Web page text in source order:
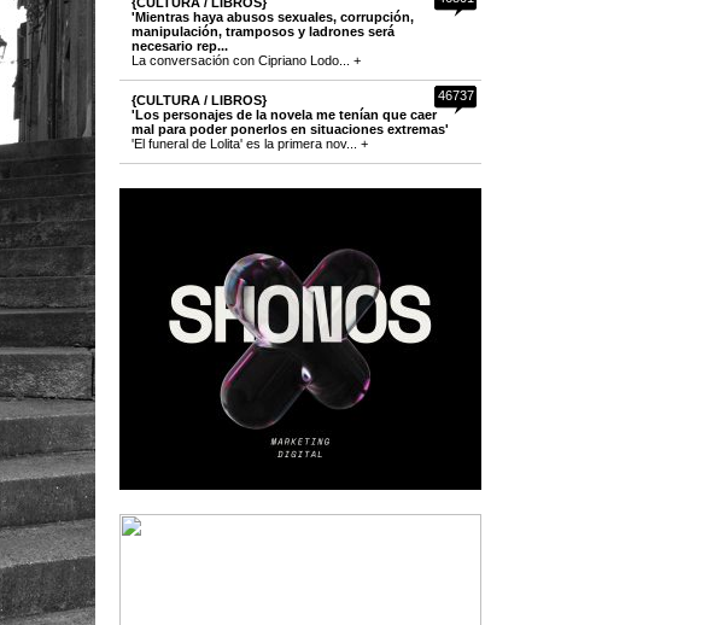
'Mientras haya abusos sexuales, corrupción,
manipulación, tramposos y ladrones será
necesario rep...
La conversación con Cipriano Lodo... +
46737
{CULTURA / LIBROS}
'Los personajes de la novela me tenían que caer
mal para poder ponerlos en situaciones extremas'
'El funeral de Lolita' es la primera nov... +